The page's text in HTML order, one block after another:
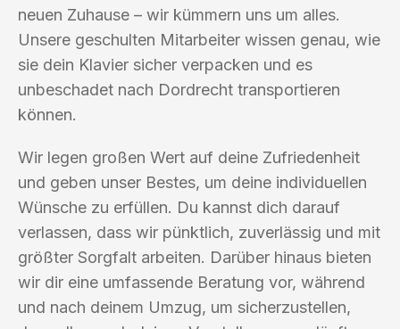
neuen Zuhause – wir kümmern uns um alles.
Unsere geschulten Mitarbeiter wissen genau, wie
sie dein Klavier sicher verpacken und es
unbeschadet nach Dordrecht transportieren
können.
Wir legen großen Wert auf deine Zufriedenheit
und geben unser Bestes, um deine individuellen
Wünsche zu erfüllen. Du kannst dich darauf
verlassen, dass wir pünktlich, zuverlässig und mit
größter Sorgfalt arbeiten. Darüber hinaus bieten
wir dir eine umfassende Beratung vor, während
und nach deinem Umzug, um sicherzustellen,